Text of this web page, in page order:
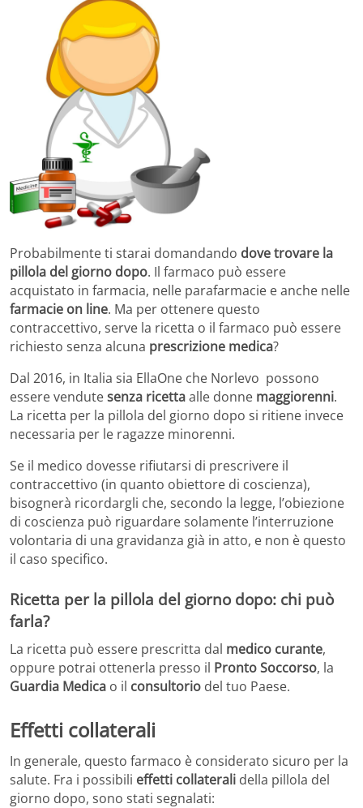
Probabilmente ti starai domandando dove trovare la
pillola del giorno dopo. Il farmaco può essere
acquistato in farmacia, nelle parafarmacie e anche nelle
farmacie on line. Ma per ottenere questo
contraccettivo, serve la ricetta o il farmaco può essere
richiesto senza alcuna prescrizione medica?
Dal 2016, in Italia sia EllaOne che Norlevo possono
essere vendutesenza ricettaalle donne maggiorenni.
La ricetta per la pillola del giorno dopo si ritiene invece
necessaria per le ragazze minorenni.
Se il medico dovesse rifiutarsi di prescrivere il
contraccettivo (in quanto obiettore di coscienza),
bisognerà ricordargli che, secondo la legge, l’obiezione
di coscienza può riguardare solamente l’interruzione
volontaria di una gravidanza già in atto, e non è questo
il caso specifico.
Ricetta per la pillola del giorno dopo: chi può
farla?
La ricetta può essere prescritta dal medico curante,
oppure potrai ottenerla presso il Pronto Soccorso, la
Guardia Medica o il consultorio del tuo Paese.
Effetti collaterali
In generale, questo farmaco è considerato sicuro per la
salute. Fra i possibili effetti collaterali della pillola del
giorno dopo, sono stati segnalati: